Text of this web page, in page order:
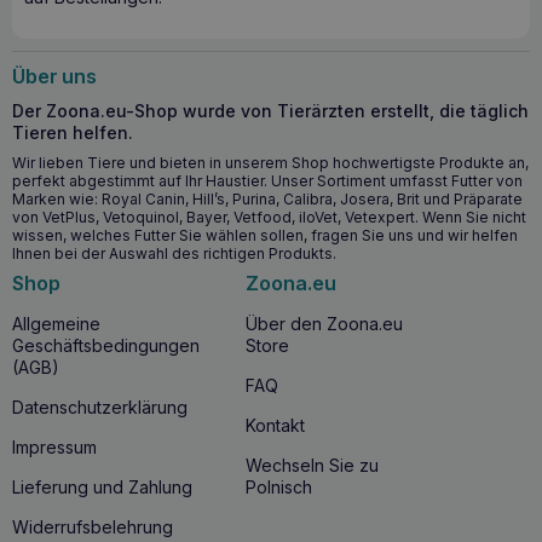
Unterstützt wirksam Hunde in der Rekonvaleszenz und
Wann sollten Sie mit der Anwendung von
DOLFOS Hemodol Mini beginnen?
Die Anwendung von DOLFOS Hemodol Mini
wird bei den
ersten Anzeichen vonBlutarmutoder auf der Grundlage
einer tierärztlichen Diagnose empfohlen, die einenMangel
anEisenoder anderen für die Gesundheit des Blutes
wichtigen Bestandteilen feststellt. Es ist besonders wichtig
für Hunde mit sichtbaren Anzeichen von Müdigkeit, blassen
Schleimhäuten oder verminderter Aktivität.
Warum sollten Sie DOLFOS Hemodol Mini
kaufen?
Die Investition inDOLFOS Hemodol Mini
Sicherung der Gesundheit und Vitalität Ihres Hundes. Mit
seiner reichhaltigen Formel unterstützt dieses Produkt die
richtige Blutproduktion und eine bessere Gesundheit, was
für Hunde, die unter verschiedenen Mangelerscheinungen
Über uns
Der Zoona.eu-Shop wurde von Tierärzten erstellt, die täglich
Tieren helfen.
Wir lieben Tiere und bieten in unserem Shop hochwertigste Produkte an,
perfekt abgestimmt auf Ihr Haustier. Unser Sortiment umfasst Futter von
Marken wie: Royal Canin, Hill’s, Purina, Calibra, Josera, Brit und Präparate
von VetPlus, Vetoquinol, Bayer, Vetfood, iloVet, Vetexpert. Wenn Sie nicht
wissen, welches Futter Sie wählen sollen, fragen Sie uns und wir helfen
Ihnen bei der Auswahl des richtigen Produkts.
Shop
Allgemeine
Geschäftsbedingungen
(AGB)
Datenschutzerklärung
Impressum
Lieferung und Zahlung
Widerrufsbelehrung
Zoona.eu
Über den Zoona.eu
Store
FAQ
Kontakt
Wechseln Sie zu
Polnisch